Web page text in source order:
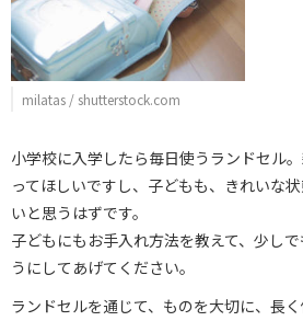
milatas / shutterstock.com
小学校に入学したら毎日使うランドセル
ってほしいですし、子どもも、きれいな
いと思うはずです。
子どもにもお手入れ方法を教えて、少し
うにしてあげてください。
ランドセルを通じて、ものを大切に、長